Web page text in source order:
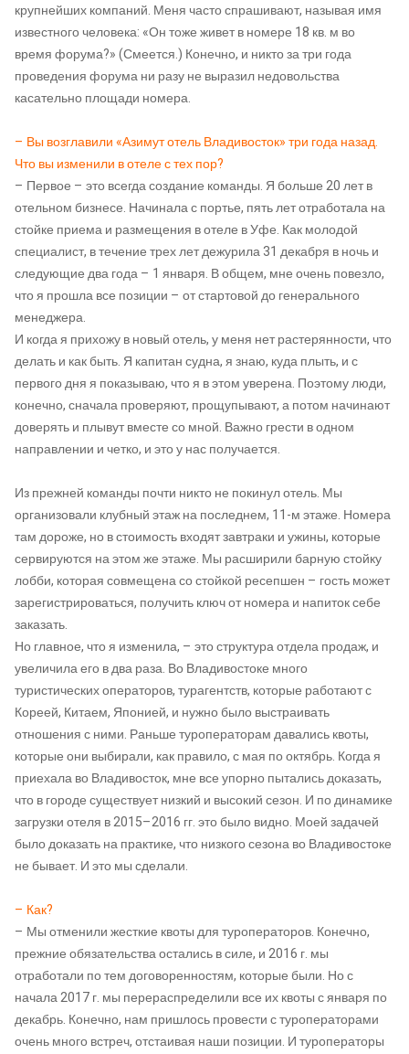
крупнейших компаний. Меня часто спрашивают, называя имя
известного человека: «Он тоже живет в номере 18 кв. м во
время форума?» (Смеется.) Конечно, и никто за три года
проведения форума ни разу не выразил недовольства
касательно площади номера.
– Вы возглавили «Азимут отель Владивосток» три года назад.
Что вы изменили в отеле с тех пор?
– Первое – это всегда создание команды. Я больше 20 лет в
отельном бизнесе. Начинала с портье, пять лет отработала на
стойке приема и размещения в отеле в Уфе. Как молодой
специалист, в течение трех лет дежурила 31 декабря в ночь и
следующие два года – 1 января. В общем, мне очень повезло,
что я прошла все позиции – от стартовой до генерального
менеджера.
И когда я прихожу в новый отель, у меня нет растерянности, что
делать и как быть. Я капитан судна, я знаю, куда плыть, и с
первого дня я показываю, что я в этом уверена. Поэтому люди,
конечно, сначала проверяют, прощупывают, а потом начинают
доверять и плывут вместе со мной. Важно грести в одном
направлении и четко, и это у нас получается.
Из прежней команды почти никто не покинул отель. Мы
организовали клубный этаж на последнем, 11-м этаже. Номера
там дороже, но в стоимость входят завтраки и ужины, которые
сервируются на этом же этаже. Мы расширили барную стойку
лобби, которая совмещена со стойкой ресепшен – гость может
зарегистрироваться, получить ключ от номера и напиток себе
заказать.
Но главное, что я изменила, – это структура отдела продаж, и
увеличила его в два раза. Во Владивостоке много
туристических операторов, турагентств, которые работают с
Кореей, Китаем, Японией, и нужно было выстраивать
отношения с ними. Раньше туроператорам давались квоты,
которые они выбирали, как правило, с мая по октябрь. Когда я
приехала во Владивосток, мне все упорно пытались доказать,
что в городе существует низкий и высокий сезон. И по динамике
загрузки отеля в 2015–2016 гг. это было видно. Моей задачей
было доказать на практике, что низкого сезона во Владивостоке
не бывает. И это мы сделали.
– Как?
– Мы отменили жесткие квоты для туроператоров. Конечно,
прежние обязательства остались в силе, и 2016 г. мы
отработали по тем договоренностям, которые были. Но с
начала 2017 г. мы перераспределили все их квоты с января по
декабрь. Конечно, нам пришлось провести с туроператорами
очень много встреч, отстаивая наши позиции. И туроператоры